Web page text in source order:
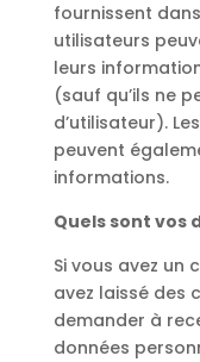
fournissent
utilisateurs
leurs
(sauf qu’ils ne
d’utilisateur).
peuvent
informations.
Quels sont vos
Si vous avez un
avez laissé des
demander à
données